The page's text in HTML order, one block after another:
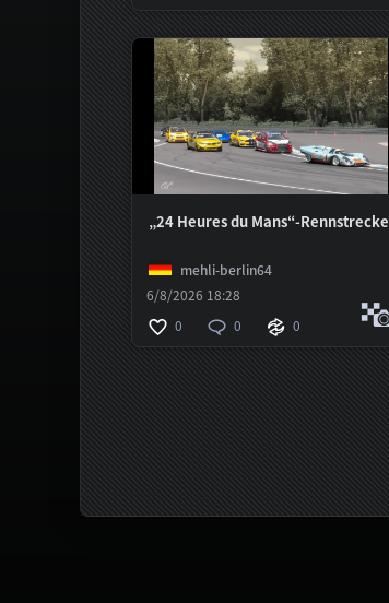
„24 Heures du Mans“-Rennstrecke
mehli-berlin64
6/8/2026 18:28
0
0 0